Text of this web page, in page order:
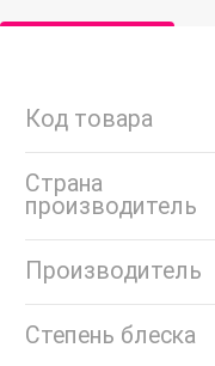
Код товара
Страна
производитель
Производитель
Степень блеска